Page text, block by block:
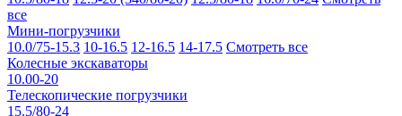
все
Мини-погрузчики
10.0/75-15.3 10-16.5 12-16.5 14-17.5 Смотреть все
Колесные экскаваторы
10.00-20
Телескопические погрузчики
15.5/80-24